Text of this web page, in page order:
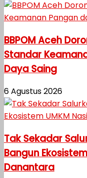
BBPOM Aceh
Standar
Daya Saing
6 Agustus 2026
Tak Sekadar
Bangun
Danantara